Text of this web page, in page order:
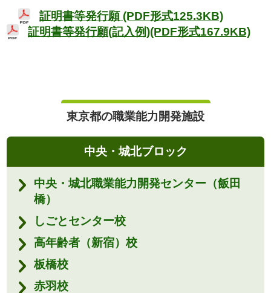
証明書等発行願 (PDF形式125.3KB)
証明書等発行願(記入例)(PDF形式167.9KB)
東京都の職業能力開発施設
中央・城北ブロック
中央・城北職業能力開発センター（飯田
橋）
しごとセンター校
高年齢者（新宿）校
板橋校
赤羽校